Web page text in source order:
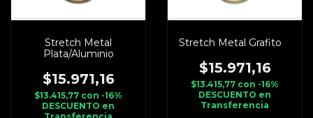
Stretch Metal
Plata/Aluminio
$15.971,16
$13.415,77 con -16%
DESCUENTO en
Stretch Metal Grafito
$15.971,16
$13.415,77 con -16%
DESCUENTO en
Transferencia